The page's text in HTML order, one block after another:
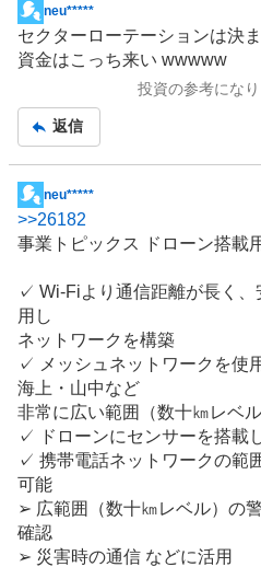
掲
示
板
neu*****
セクターローテーションは決
資金はこっち来い wwwww
投資の参考にな
返信
掲
示
板
事
neu*****
>>26182
事業トピックス
ドローン搭載
✓ Wi-Fiより通信距離が長く
用し
ネットワークを構築
✓ メッシュネットワークを使
海上・山中など
非常に広い範囲（数十㎞レベ
✓ ドローンにセンサーを搭載
✓ 携帯電話ネットワークの範
可能
➢ 広範囲（数十㎞レベル）の
確認
➢ 災害時の通信 などに活用